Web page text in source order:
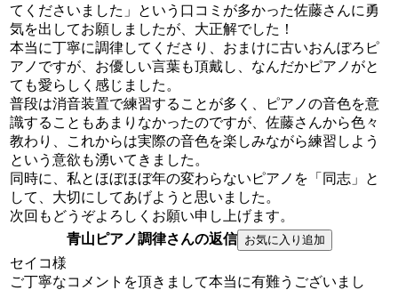
てくださいました」という口コミが多かった佐藤さんに勇
気を出してお願しましたが、大正解でした！
本当に丁寧に調律してくださり、おまけに古いおんぼろピ
アノですが、お優しい言葉も頂戴し、なんだかピアノがと
ても愛らしく感じました。
普段は消音装置で練習することが多く、ピアノの音色を意
識することもあまりなかったのですが、佐藤さんから色々
教わり、これからは実際の音色を楽しみながら練習しよう
という意欲も湧いてきました。
同時に、私とほぼほぼ年の変わらないピアノを「同志」と
して、大切にしてあげようと思いました。
次回もどうぞよろしくお願い申し上げます。
青山ピアノ調律さんの返信
セイコ様
ご丁寧なコメントを頂きまして本当に有難うございまし